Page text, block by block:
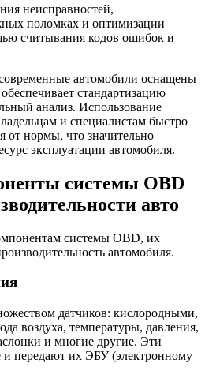
неисправностей,
поломках и оптимизации
считывания кодов ошибок и
автомобили оснащены
стандартизацию
анализ. Использование
и специалистам быстро
от нормы, что значительно
эксплуатации автомобиля.
системы OBD
авто
системы OBD, их
автомобиля.
датчиков: кислородными,
воздуха, температуры, давления,
и многие другие. Эти
и передают их ЭБУ (электронному